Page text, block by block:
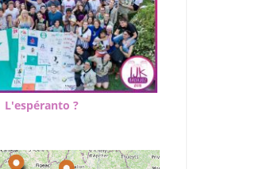
L'espéranto ?